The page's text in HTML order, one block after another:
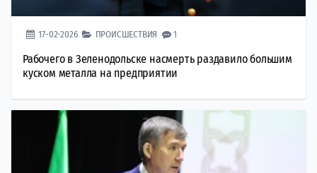
17-02-2026 ПРОИСШЕСТВИЯ 1
Рабочего в Зеленодольске насмерть раздавило большим
куском металла на предприятии